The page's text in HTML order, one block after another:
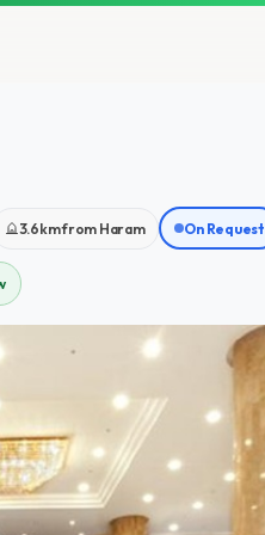
3.6km from Haram On Request